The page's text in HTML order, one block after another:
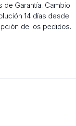
de Garantía. Cambio
14 días desde
de los pedidos.